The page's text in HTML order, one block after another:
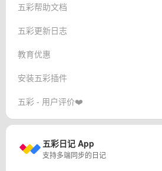
五彩帮助文档
五彩更新日志
教育优惠
安装五彩插件
五彩 - 用户评价❤️
五彩日记 App
支持多端同步的日记